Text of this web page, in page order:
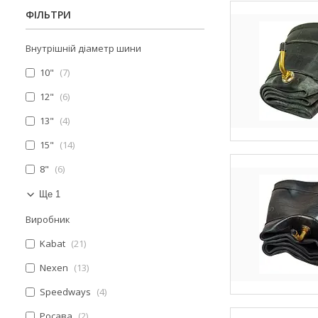
ФІЛЬТРИ
Внутрішній діаметр шини
10"
7
12"
6
13"
4
15"
14
8"
6
Ще 1
Виробник
Kabat
21
Nexen
13
Speedways
4